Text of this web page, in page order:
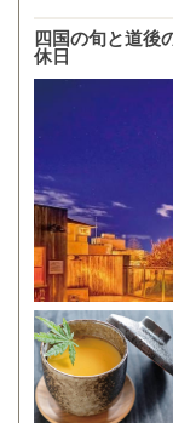
四国の旬と道後
休日